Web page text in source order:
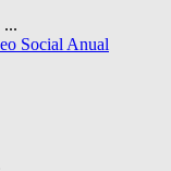
...
Social Anual